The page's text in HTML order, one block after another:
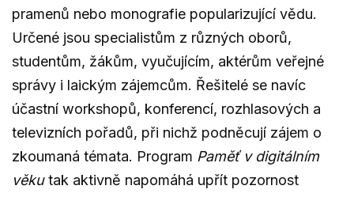
pramenů nebo monografie popularizující vědu.
Určené jsou specialistům z různých oborů,
studentům, žákům, vyučujícím, aktérům veřejné
správy i laickým zájemcům. Řešitelé se navíc
účastní workshopů, konferencí, rozhlasových a
televizních pořadů, při nichž podněcují zájem o
zkoumaná témata. Program Paměť v digitálním
věkutak aktivně napomáhá upřít pozornost